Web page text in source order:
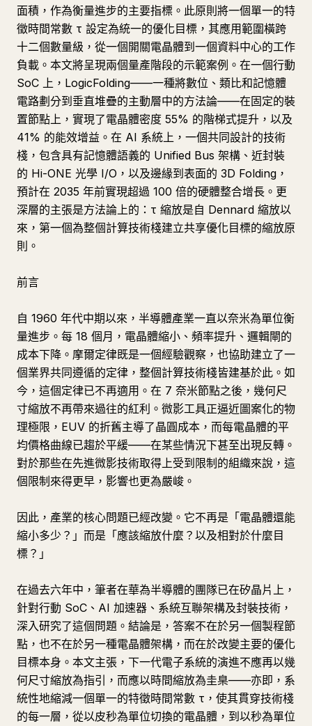
面積，作為衡量進步的主要指標。此原則將一個單一的特
徵時間常數 τ 設定為統一的優化目標，其應用範圍橫跨
十二個數量級，從一個開關電晶體到一個資料中心的工作
負載。本文將呈現兩個量產階段的示範案例。在一個行動
SoC 上，LogicFolding——一種將數位、類比和記憶體
電路劃分到垂直堆疊的主動層中的方法論——在固定的裝
置節點上，實現了電晶體密度 55% 的階梯式提升，以及
41% 的能效增益。在 AI 系統上，一個共同設計的技術
棧，包含具有記憶體語義的 Unified Bus 架構、近封裝
的 Hi-ONE 光學 I/O，以及邊緣到表面的 3D Folding，
預計在 2035 年前實現超過 100 倍的硬體整合增長。更
深層的主張是方法論上的：τ 縮放是自 Dennard 縮放以
來，第一個為整個計算技術棧建立共享優化目標的縮放原
則。
前言
自 1960 年代中期以來，半導體產業一直以奈米為單位衡
量進步。每 18 個月，電晶體縮小、頻率提升、邏輯閘的
成本下降。摩爾定律既是一個經驗觀察，也協助建立了一
個業界共同遵循的定律，整個計算技術棧皆建基於此。如
今，這個定律已不再適用。在 7 奈米節點之後，幾何尺
寸縮放不再帶來過往的紅利。微影工具正逼近圖案化的物
理極限，EUV 的折舊主導了晶圓成本，而每電晶體的平
均價格曲線已趨於平緩——在某些情況下甚至出現反轉。
對於那些在先進微影技術取得上受到限制的組織來說，這
個限制來得更早，影響也更為嚴峻。
因此，產業的核心問題已經改變。它不再是「電晶體還能
縮小多少？」而是「應該縮放什麼？以及相對於什麼目
標？」
在過去六年中，筆者在華為半導體的團隊已在矽晶片上，
針對行動 SoC、AI 加速器、系統互聯架構及封裝技術，
深入研究了這個問題。結論是，答案不在於另一個製程節
點，也不在於另一種電晶體架構，而在於改變主要的優化
目標本身。本文主張，下一代電子系統的演進不應再以幾
何尺寸縮放為指引，而應以時間縮放為圭臬——亦即，系
統性地縮減一個單一的特徵時間常數 τ，使其貫穿技術棧
的每一層，從以皮秒為單位切換的電晶體，到以秒為單位